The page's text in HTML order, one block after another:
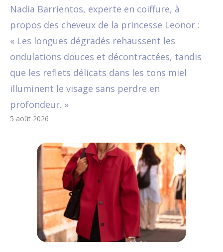
Nadia Barrientos, experte en coiffure, à
propos des cheveux de la princesse Leonor :
« Les longues dégradés rehaussent les
ondulations douces et décontractées, tandis
que les reflets délicats dans les tons miel
illuminent le visage sans perdre en
profondeur. »
5 août 2026